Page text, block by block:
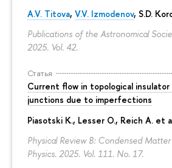
A.V. Titova, V.V. Izmodenov, S.D.
Publications of the Astronomical
2025. Vol. 42.
Статья
Current flow in topological insulator
junctions due to imperfections
Piasotski K., Lesser O., Reich A. et
Physical Review B: Condensed
Physics. 2025. Vol. 111. No. 17.